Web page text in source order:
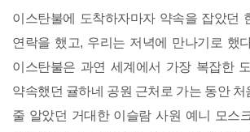
이스탄불에 도착하자마자 약속을 잡았던
연락을 했고, 우리는 저녁에 만나기로 했
이스탄불은 과연 세계에서 가장 복잡한
약속했던 귤하네 공원 근처로 가는 동안 처
줄 알았던 거대한 이슬람 사원 예니 모스